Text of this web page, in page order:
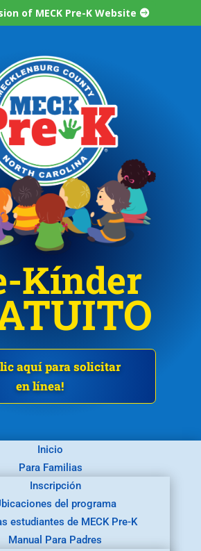
of MECK Pre-K Website
Kínder
aquí para solicitar
en línea!
Inicio
Para Familias
Inscripción
del programa
estudiantes de MECK Pre-K
Manual Para Padres